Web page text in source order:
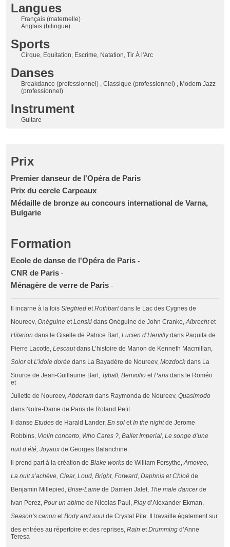
Langues
Français (maternelle)
Anglais (bilingue)
Sports
Cirque, Equitation, Escrime, Natation, Tir À l'Arc
Danses
Breakdance (professionnel) , Classique (professionnel) , Modern Jazz
(professionnel)
Instrument
Guitare
Prix
Premier danseur de l'Opéra de Paris
Prix du cercle Carpeaux
Médaille de bronze au concours international de Varna,
Bulgarie
Formation
Ecole de danse de l'Opéra de Paris -
CNR de Paris -
Ménagère de verre de Paris -
Il incarne à la foisSiegfried etRothbartdans le Lac des Cygnes de
Noureev,Onéguineet Lenskidans Onéguine de John Cranko,Albrechtet
Hilariondans le Giselle de Patrice Bart,Lucien d’Hervillydans Paquita de
Pierre Lacotte,Lescautdans L’histoire de Manon de Kenneth Macmillan,
Soloret L’idole doréedans La Bayadère de Noureev,Mozdock dans La
Source de Jean-Guillaume Bart, Tybalt, Benvolioet Parisdans le Roméo
et
Juliette de Noureev,Abderamdans Raymonda de Noureev,Quasimodo
dans Notre-Dame de Paris de Roland Petit.
Il danseEtudesde Harald Lander,En solet In the nightde Jerome
Robbins, Violin concerto Who Cares ?, Ballet Imperial, Le songe d’une
nuit d été, Joyaux de Georges Balanchine.
Il prend part à la création deBlake worksde William Forsythe,Amoveo,
La nuit s’achève, Clear, Loud, Bright, Forward, Daphnis et Chloéde
Benjamin Millepied,Brise-Lamede Damien Jalet, The male dancerde
Ivan Perez,Pour un abimede Nicolas Paul,Playd’Alexander Ekman,
Season’s canonet Body and soulde Crystal Pite. Il travaille également sur
des entrées au répertoire et des reprises,RainetDrummingd’Anne
Teresa